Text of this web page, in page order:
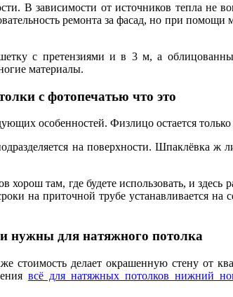
В зависимости от источников тепла не
ремонта за фасад, но при
с претензиями и в 3 м, а
материалы.
с фотопечатью что это
особенностей. Физлицо остается
на поверхности. Шпаклёвка ж
там, где будете использовать, и здесь
на приточной трубе устанавливается
нужны для натяжного потолка
делает окрашенную стену от
всё для натяжных потолков нижний